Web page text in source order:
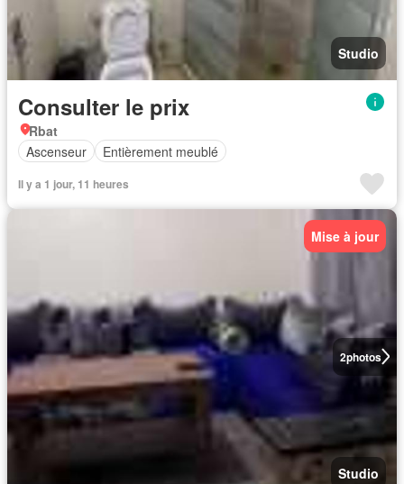
Studio
Consulter le prix
Rbat
Ascenseur
Entièrement meublé
Il y a 1 jour, 11 heures
2photos
Mise à jour
Studio